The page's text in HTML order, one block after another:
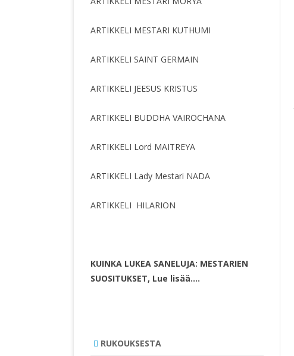
ARTIKKELI MESTARI KUTHUMI
ARTIKKELI SAINT GERMAIN
ARTIKKELI JEESUS KRISTUS
ARTIKKELI BUDDHA VAIROCHANA
ARTIKKELI Lord MAITREYA
ARTIKKELI Lady Mestari NADA
ARTIKKELI HILARION
KUINKA LUKEA SANELUJA: MESTARIEN
SUOSITUKSET, Lue lisää….
RUKOUKSESTA